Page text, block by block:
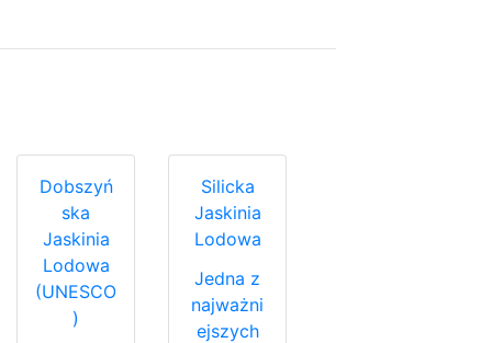
Dobszyń
ska
Jaskinia
Lodowa
(UNESCO
)
Silicka
Jaskinia
Lodowa
Jedna z
najważni
ejszych